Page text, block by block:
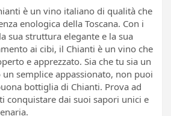
è un vino italiano di qualità che
enologica della Toscana. Con i
sua struttura elegante e la sua
ai cibi, il Chianti è un vino che
e apprezzato. Sia che tu sia un
semplice appassionato, non puoi
bottiglia di Chianti. Prova ad
conquistare dai suoi sapori unici e